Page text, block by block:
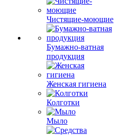
Чистящие-моющие
Бумажно-ватная
продукция
Женская гигиена
Колготки
Мыло